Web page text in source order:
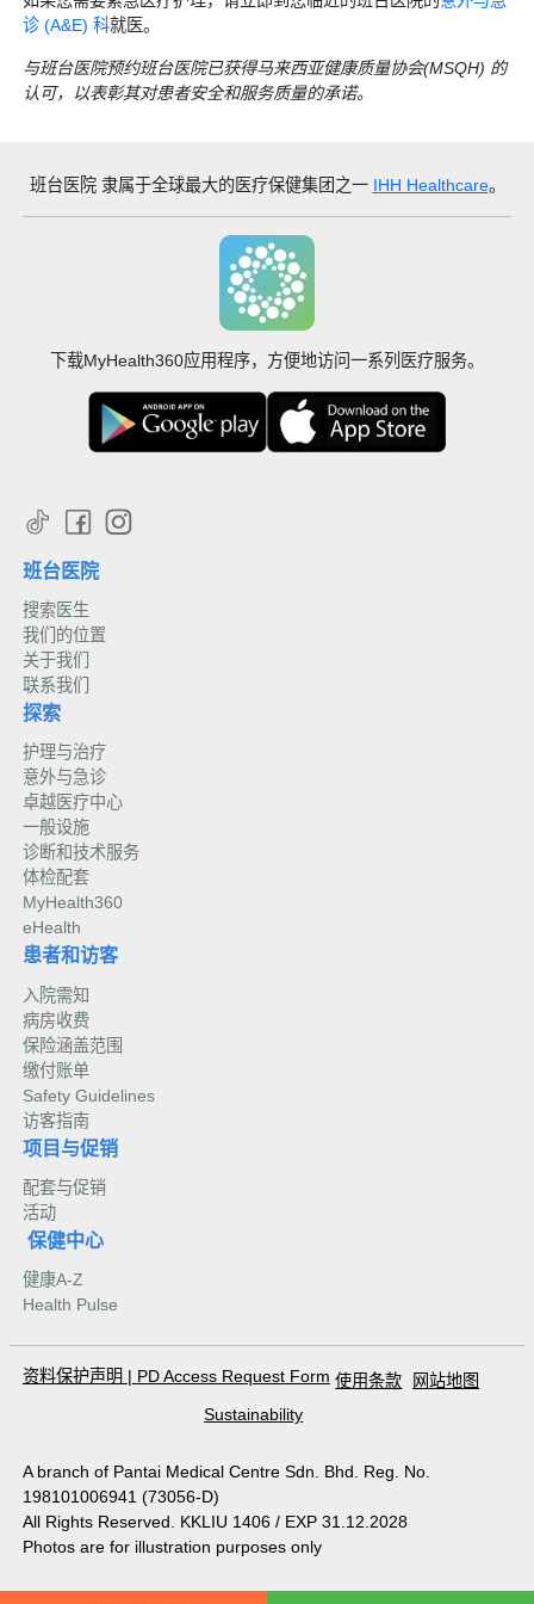
诊 (A&E) 科就医。
与班台医院预约班台医院已获得马来西亚健康质量协会(MSQH) 的
认可，以表彰其对患者安全和服务质量的承诺。
班台医院隶属于全球最大的医疗保健集团之一 IHH Healthcare。
下载MyHealth360应用程序，方便地访问一系列医疗服务。
班台医院
搜索医生
我们的位置
关于我们
联系我们
探索
护理与治疗
意外与急诊
卓越医疗中心
一般设施
诊断和技术服务
体检配套
MyHealth360
eHealth
患者和访客
入院需知
病房收费
保险涵盖范围
缴付账单
Safety Guidelines
访客指南
项目与促销
配套与促销
活动
保健中心
健康A-Z
Health Pulse
资料保护声明 | PD Access Request Form 使用条款
网站地图
Sustainability
A branch of Pantai Medical Centre Sdn. Bhd. Reg. No.
198101006941 (73056-D)
All Rights Reserved. KKLIU 1406 / EXP 31.12.2028
Photos are for illustration purposes only